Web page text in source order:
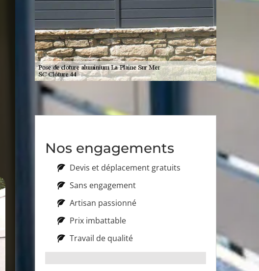
Nos engagements
Devis et déplacement gratuits
Sans engagement
Artisan passionné
Prix imbattable
Travail de qualité